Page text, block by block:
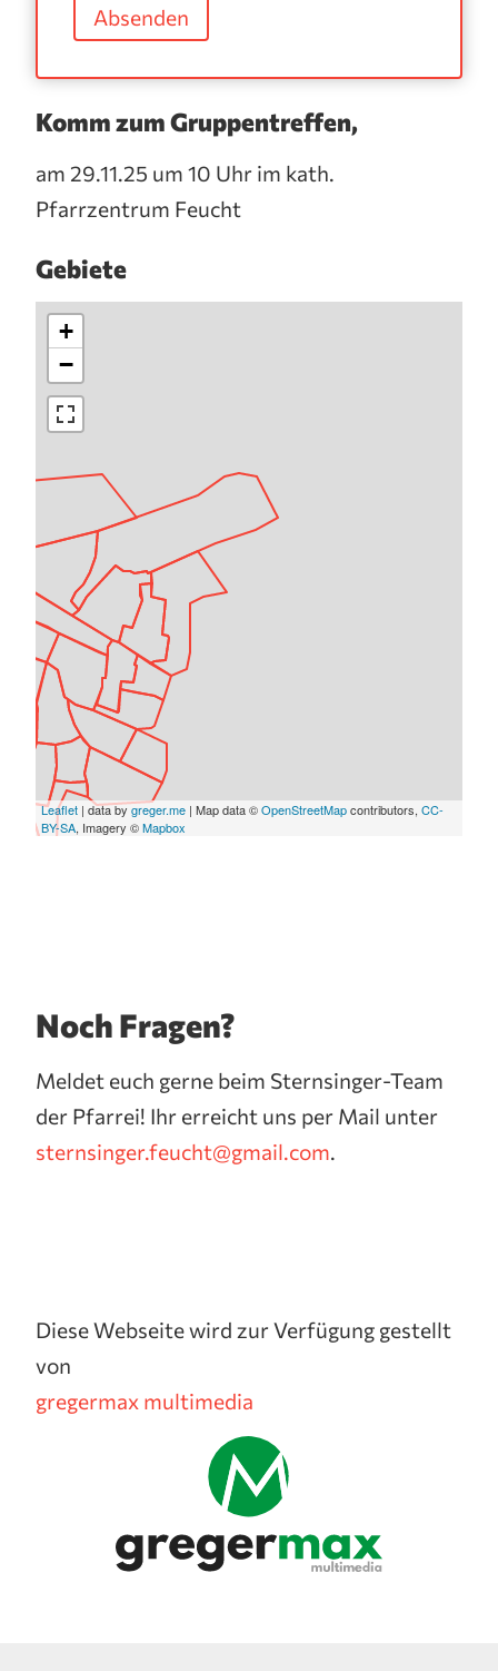
Komm zum Gruppentreffen,
am 29.11.25 um 10 Uhr im kath.
Pfarrzentrum Feucht
Gebiete
+
−
Leaflet | data bygreger.me | Map data ©OpenStreetMapcontributors, CC-
BY-SA, Imagery ©Mapbox
Noch Fragen?
Meldet euch gerne beim Sternsinger-Team
der Pfarrei! Ihr erreicht uns per Mail unter
sternsinger.feucht@gmail.com.
Diese Webseite wird zur Verfügung gestellt
von
gregermax multimedia